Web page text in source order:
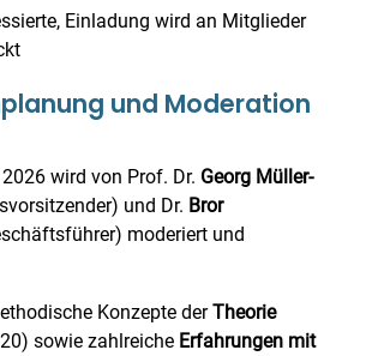
Einladung wird an Mitglieder
und Moderation
wird von Prof. Dr. Georg Müller-
und Dr. Bror
moderiert und
Konzepte derTheorie
sowie zahlreiche Erfahrungen mit